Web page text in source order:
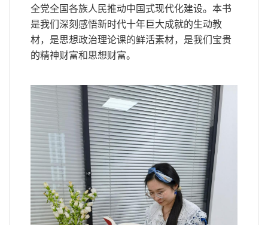
全党全国各族人民推动中国式现代化建设。本书
是我们深刻感悟新时代十年巨大成就的生动教
材，是思想政治理论课的鲜活素材，是我们宝贵
的精神财富和思想财富。